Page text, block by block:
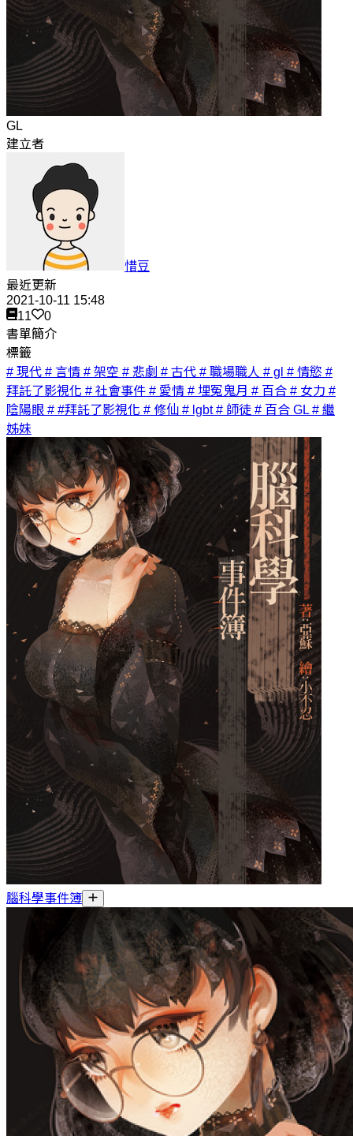
GL
建立者
惜豆
最近更新
2021-10-11 15:48
11
0
書單簡介
標籤
# 現代 # 言情 # 架空 # 悲劇 # 古代 # 職場職人 # gl # 情慾 #
拜託了影視化 # 社會事件 # 愛情 # 埋冤鬼月 # 百合 # 女力 #
陰陽眼 # #拜託了影視化 # 修仙 # lgbt# 師徒 # 百合 GL # 繼
姊妹
腦科學事件簿